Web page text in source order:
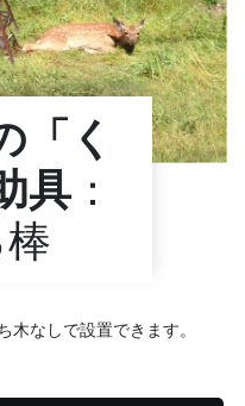
「く
具：
木なしで設置できます。